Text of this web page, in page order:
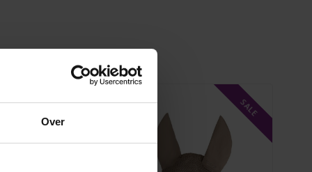
Over
SALE SALE